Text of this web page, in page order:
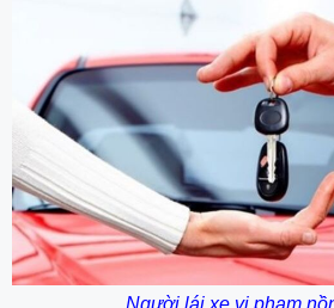
Người lái xe vi phạm